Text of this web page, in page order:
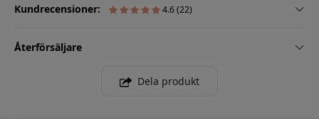
Kundrecensioner: 4.6 (22)
Återförsäljare
Dela produkt